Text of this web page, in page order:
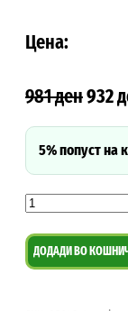
Цена:
981ден932
5% попуст на
Herbal
шампон
за
ДОДАДИ ВО